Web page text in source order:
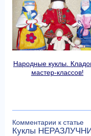
Народные куклы.
мастер-классов!
Комментарии к статье
Куклы